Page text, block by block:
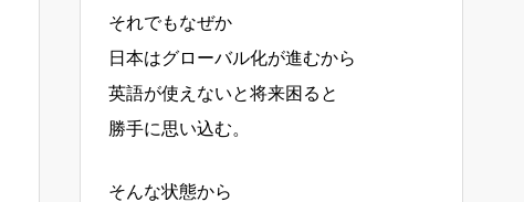
それでもなぜか
日本はグローバル化が進むから
英語が使えないと将来困ると
勝手に思い込む。
そんな状態から